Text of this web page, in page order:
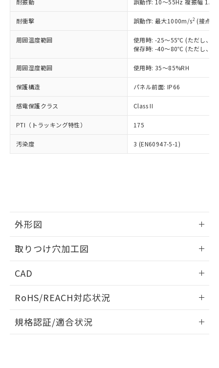
耐振動 誤動作: 10～55Hz 複振幅
耐衝撃 誤動作: 最大1000m/s2 (接点
周囲温度範囲
使用時: -25～55℃ (ただし、氷
保存時: -40～80℃ (ただし、氷
周囲湿度範囲 使用時: 35～85%RH
保護構造 パネル前面: IP66
感電保護クラス Class II
PTI（トラッキング特性） 175
汚染度 3 (EN60947-5-1)
外形図
取りつけ穴加工図
CAD
ドすることができます。
ログイン/会員登録
RoHS/REACH対応状況
EU RoHS 注意事項・凡例
規格認証/適合状況
正式な納期状況および標準価格はお客
様のお取引先、またはお客様担当のオ
ムロン制御機器販売店・当社販売員に
オムロン制御機器販売店や当社販売拠
販売ネットワーク
」をご確認
在庫状況および標準価格結果を当社の
事前の承諾なく第三者に漏洩または開
示しないようお願いします。
マイパーツ機能（部品リスト作成サー
ビス）をご利用いただくには、I-Web
メンバーズにご登録されている必要が
お客様が当ウェブサイト上で当社にご
指します。
但し、RoHS指令で産業用監視および制御機器に対する
適用除外項目は除く。
フタル酸エステル類の４物質については閾値を超える意
図的な使用がないことを確認しています。
部品在庫の切り替え状況などにより、予定
月が前後することがあります。
※3 非含有証明書ダウンロード
51物質の非含有証明書（当社基準）
※本証明書は発行日時点で非含有を証明す
るもので、過去に遡って非含有を証明する
ものではありません。
また、RoHS指令のフタル酸エステル類４
欄に対応日を記載しておりました。
既に当社にて対応品への在庫切替を完了
していることから、特段のことがない限
り、2022年1月12日より割愛しておりま
す。
DBP(フタル酸ジブチル) : 1000ppm、 DIBP(フタル酸ジ
イソブチル) : 1000ppm、 BBP(フタル酸ブチルベンジ
DEHP(フタル酸ビス(2-エチルヘキシル)) : 1000ppm
準値以下であることを示します。
「10」：通常の使用状況下において有害物
質が外部に漏えいし、環境に深刻な影響を
及ぼさない年数を意味します。
「－」：未確認です。当社販売部門へお問
全に破砕するなど、違法に輸出されな
いよう必要な手段を講じます。
当社は貴社製品を、核兵器、ミサイ
ル、化学兵器、生物兵器またはその他
武器並びにこれらの製造装置等に一切
当社は、貴社製品を第三者に販売する
場合は、上記1、2および3の内容を当
該第三者に通知します。また当社は、
販売先および販売に係わる関係者が違
法に輸出するおそれがある場合は、取
り引きをいたしません。
一定数には満たないが在庫あり
－
在庫なし(最新の在庫状況につ
いては、お客様のお取引先、ま
たはお客様担当のオムロン制御
機器販売店・当社販売員にご確
空
受注生産機種、また在庫状況の
情報を公開していない機種